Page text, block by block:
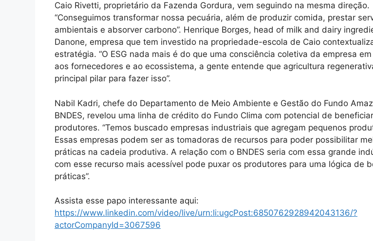
Caio Rivetti, proprietário da Fazenda Gordura, vem seguindo na mesma direção.
“Conseguimos transformar nossa pecuária, além de produzir comida, prestar
ambientais e absorver carbono”. Henrique Borges, head of milk and dairy
Danone, empresa que tem investido na propriedade-escola de Caio
estratégia. “O ESG nada mais é do que uma consciência coletiva da empresa
aos fornecedores e ao ecossistema, a gente entende que agricultura
principal pilar para fazer isso”.
Nabil Kadri, chefe do Departamento de Meio Ambiente e Gestão do Fundo
BNDES, revelou uma linha de crédito do Fundo Clima com potencial de
produtores. “Temos buscado empresas industriais que agregam pequenos
Essas empresas podem ser as tomadoras de recursos para poder possibilitar
práticas na cadeia produtiva. A relação com o BNDES seria com essa grande
com esse recurso mais acessível pode puxar os produtores para uma lógica de
práticas”.
Assista esse papo interessante aqui:
https://www.linkedin.com/video/live/urn:li:ugcPost:6850762928942043136/?
actorCompanyId=3067596